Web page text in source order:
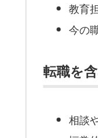
教育
今の
転職を
相談